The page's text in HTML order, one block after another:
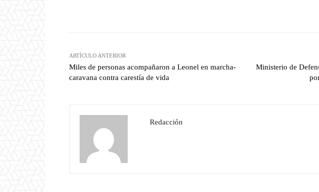
ARTÍCULO ANTERIOR
Miles de personas acompañaron a Leonel en marcha-
caravana contra carestía de vida
Ministerio de
Redacción